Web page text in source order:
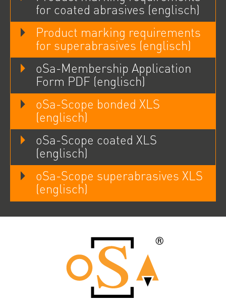
for coated abrasives (englisch)
Product marking requirements
for superabrasives (englisch)
oSa-Membership Application
Form PDF (englisch)
oSa-Scope bonded XLS
(englisch)
oSa-Scope coated XLS
(englisch)
oSa-Scope superabrasives XLS
(englisch)